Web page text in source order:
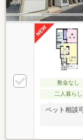
敷金なし
二人暮らし
ペット相談